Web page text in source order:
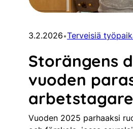
3.2.2026•Terveisiä
Storängens
vuoden
Vuoden 2025 parhaaksi